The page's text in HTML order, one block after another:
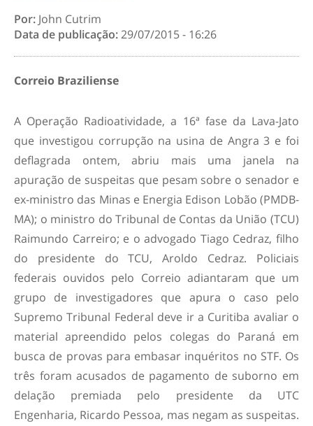
Por: John Cutrim
Data de publicação:29/07/2015 - 16:26
Correio Braziliense
A Operação Radioatividade, a 16ª fase da Lava-Jato
que investigou corrupção na usina de Angra 3 e foi
deflagrada ontem, abriu mais uma janela na
apuração de suspeitas que pesam sobre o senador e
ex-ministro das Minas e Energia Edison Lobão (PMDB-
MA); o ministro do Tribunal de Contas da União (TCU)
Raimundo Carreiro; e o advogado Tiago Cedraz, filho
do presidente do TCU, Aroldo Cedraz. Policiais
federais ouvidos pelo Correio adiantaram que um
grupo de investigadores que apura o caso pelo
Supremo Tribunal Federal deve ir a Curitiba avaliar o
material apreendido pelos colegas do Paraná em
busca de provas para embasar inquéritos no STF. Os
três foram acusados de pagamento de suborno em
delação premiada pelo presidente da UTC
Engenharia, Ricardo Pessoa, mas negam as suspeitas.